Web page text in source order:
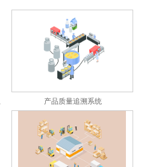
产品质量追溯系统